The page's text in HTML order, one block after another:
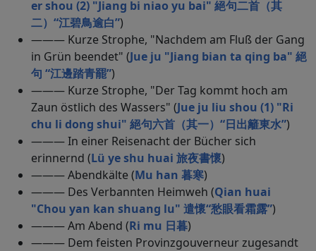
er shou (2) "Jiang bi niao yu bai" 絕句二首（其
二）“江碧鳥逾白”)
——— Kurze Strophe, "Nachdem am Fluß der Gang
in Grün beendet" (Jue ju "Jiang bian ta qing ba" 絕
句 “江邊踏青罷”)
——— Kurze Strophe, "Der Tag kommt hoch am
Zaun östlich des Wassers" (Jue ju liu shou (1) "Ri
chu li dong shui" 絕句六首（其一）“日出籬東水”)
——— In einer Reisenacht der Bücher sich
erinnernd (Lü ye shu huai 旅夜書懷)
——— Abendkälte (Mu han 暮寒)
——— Des Verbannten Heimweh (Qian huai
"Chou yan kan shuang lu" 遣懷“愁眼看霜露”)
——— Am Abend (Ri mu 日暮)
——— Dem feisten Provinzgouverneur zugesandt